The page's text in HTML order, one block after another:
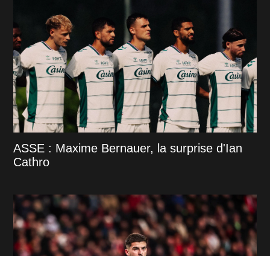
ASSE : Maxime Bernauer, la surprise d'Ian
Cathro